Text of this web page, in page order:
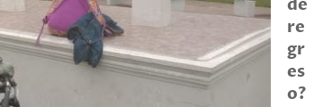
de
re
gr
es
o?